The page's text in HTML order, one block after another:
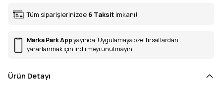
Tüm siparişlerinizde 6 Taksit imkanı!
Marka Park Appyayında. Uygulamaya özel fırsatlardan
yararlanmak için indirmeyi unutmayın
Ürün Detayı